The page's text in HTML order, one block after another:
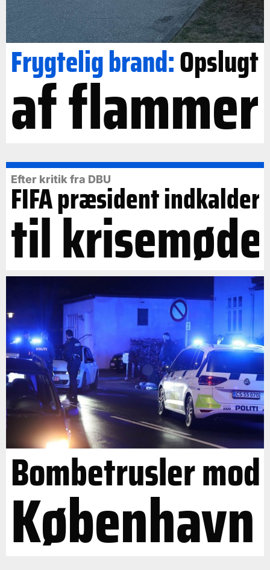
Frygtelig brand:Opslugt
af flammer
Efter kritik fra DBU
FIFA præsident indkalder
til krisemøde
Bombetrusler mod
København